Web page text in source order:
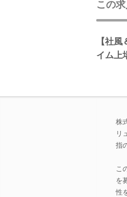
この
【社
イム上
株
リ
指
こ
を
性